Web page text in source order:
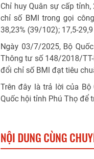
Chỉ huy Quân sự cấp
chỉ số BMI trong gọi
38,23% (39/102); 17,5-
Ngày 03/7/2025, Bộ
Thông tư số 148/2018/
đổi chỉ số BMI đạt tiêu
Trên đây là trả lời của
Quốc hội tỉnh Phú Thọ để
NỘI DUNG CÙNG